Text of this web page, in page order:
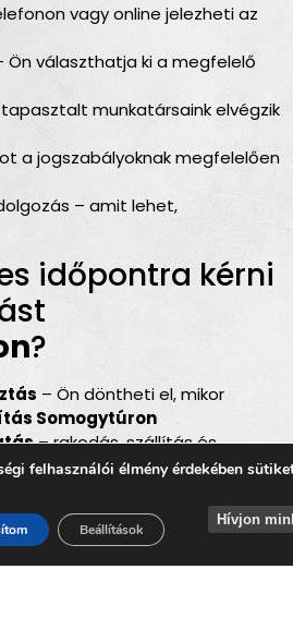
vagy online jelezheti az
választhatja ki a megfelelő
tapasztalt munkatársaink elvégzik
a jogszabályoknak megfelelően
– amit lehet,
időpontra kérni
?
– Ön döntheti el, mikor
Somogytúron
– rakodás, szállítás és
– felelős, szelektív
felhasználói élmény érdekében
Beállítások
Hívjon